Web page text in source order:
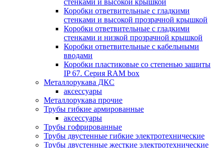
Коробки ответвительные с гладкими
стенками и высокой прозрачной крышкой
Коробки ответвительные с гладкими
стенками и низкой прозрачной крышкой
Коробки ответвительные с кабельными
вводами
Коробки пластиковые со степенью защиты
IP 67. Серия RAM box
Металлорукава ДКС
аксессуары
Металлорукава прочие
Трубы гибкие армированные
аксессуары
Трубы гофрированные
Трубы двустенные гибкие электротехнические
Трубы двустенные жесткие электротехнические